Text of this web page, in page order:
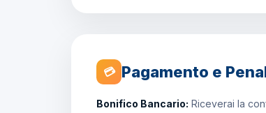
💳 Pagamento e
Bonifico Bancario: Riceverai la